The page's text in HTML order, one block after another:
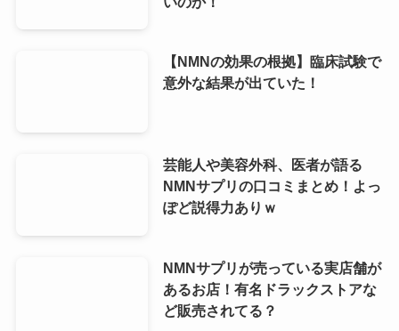
【NMNの効果の根拠】臨床試験で
意外な結果が出ていた！
芸能人や美容外科、医者が語る
NMNサプリの口コミまとめ！よっ
ぽど説得力ありｗ
NMNサプリが売っている実店舗が
あるお店！有名ドラックストアな
ど販売されてる？